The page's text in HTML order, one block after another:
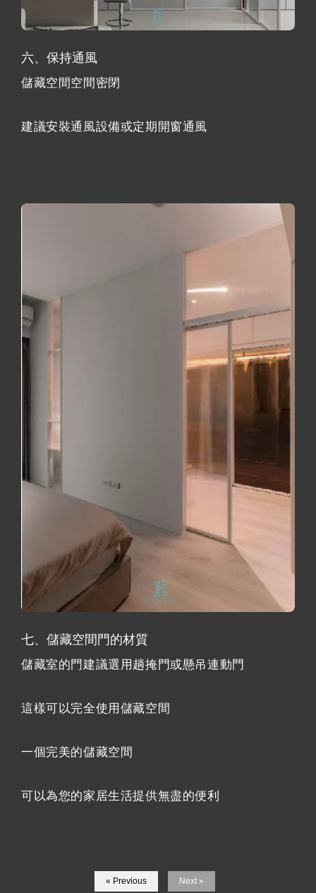
六、保持通風
儲藏空間空間密閉
建議安裝通風設備或定期開窗通風
七、儲藏空間門的材質
儲藏室的門建議選用趟掩門或懸吊連動門
這樣可以完全使用儲藏空間
一個完美的儲藏空間
可以為您的家居生活提供無盡的便利
« Previous Next »